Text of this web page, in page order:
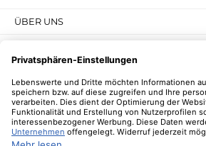
ÜBER UNS
NEWSLETTER
* Alle Preise inkl. gesetzl. Mehrwertsteuer zzgl.